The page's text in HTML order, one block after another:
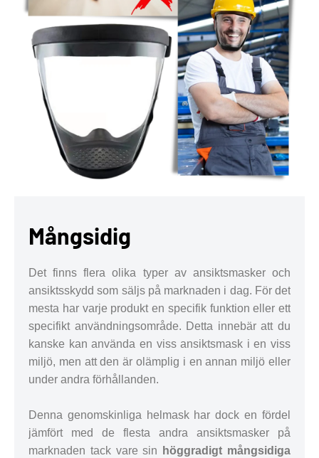
Mångsidig
Det finns flera olika typer av ansiktsmasker och
ansiktsskydd som säljs på marknaden i dag. För det
mesta har varje produkt en specifik funktion eller ett
specifikt användningsområde. Detta innebär att du
kanske kan använda en viss ansiktsmask i en viss
miljö, men att den är olämplig i en annan miljö eller
under andra förhållanden.
Denna genomskinliga helmask har dock en fördel
jämfört med de flesta andra ansiktsmasker på
marknaden tack vare sin
höggradigt mångsidiga